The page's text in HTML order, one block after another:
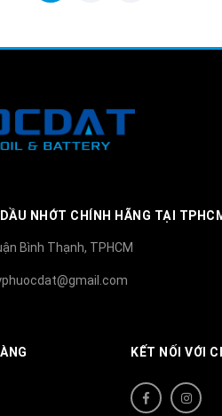
NHỚT CHÍNH HÃNG TẠI
Bình Thạnh, TPHCM
KẾT NỐI VỚI